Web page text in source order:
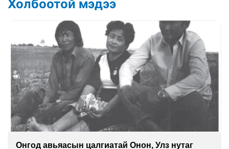
Холбоотой мэдээ
Онгод авьяасын цалгиатай Онон, Улз нутаг